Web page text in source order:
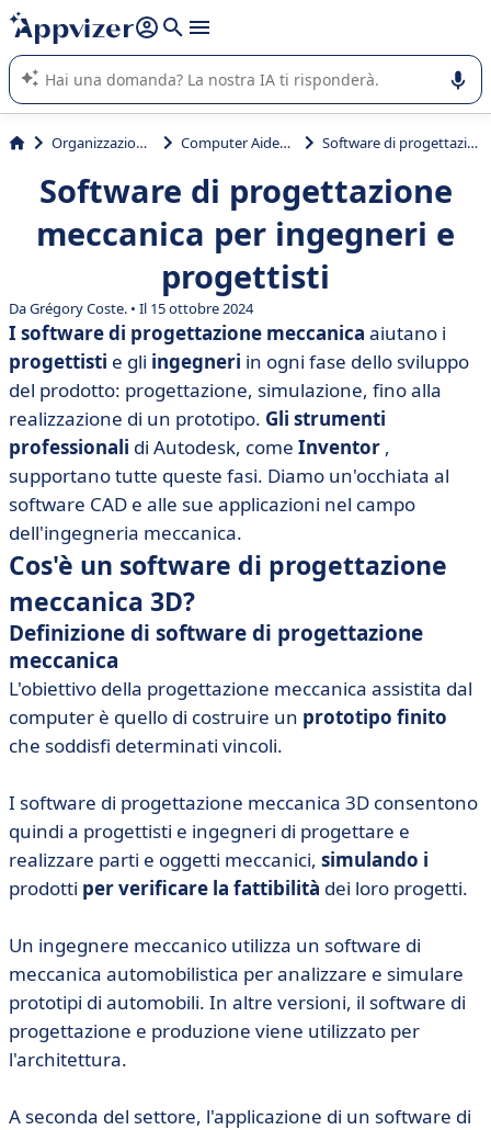
righe con
shift + enter
L'IA di Appvizer vi guida nell'utilizzo o nella scelta di un
software SaaS per la vostra azienda.
Organizzazione & planning Computer Aided Design (CAD) Software di progettazione meccanica per ingegneri e progettisti
Software di progettazione
meccanica per ingegneri e
progettisti
Da Grégory Coste. • Il 15 ottobre 2024
I software di progettazione meccanica aiutano i
progettisti e gli ingegneri in ogni fase dello sviluppo
del prodotto: progettazione, simulazione, fino alla
realizzazione di un prototipo. Gli strumenti
professionali di Autodesk, come Inventor ,
supportano tutte queste fasi. Diamo un'occhiata al
software CAD e alle sue applicazioni nel campo
dell'ingegneria meccanica.
Cos'è un software di progettazione
meccanica 3D?
Definizione di software di progettazione
meccanica
L'obiettivo della progettazione meccanica assistita dal
computer è quello di costruire un prototipo finito
che soddisfi determinati vincoli.
I software di progettazione meccanica 3D consentono
quindi a progettisti e ingegneri di progettare e
realizzare parti e oggetti meccanici, simulando i
prodotti per verificare la fattibilità dei loro progetti.
Un ingegnere meccanico utilizza un software di
meccanica automobilistica per analizzare e simulare
prototipi di automobili. In altre versioni, il software di
progettazione e produzione viene utilizzato per
l'architettura.
A seconda del settore, l'applicazione di un software di